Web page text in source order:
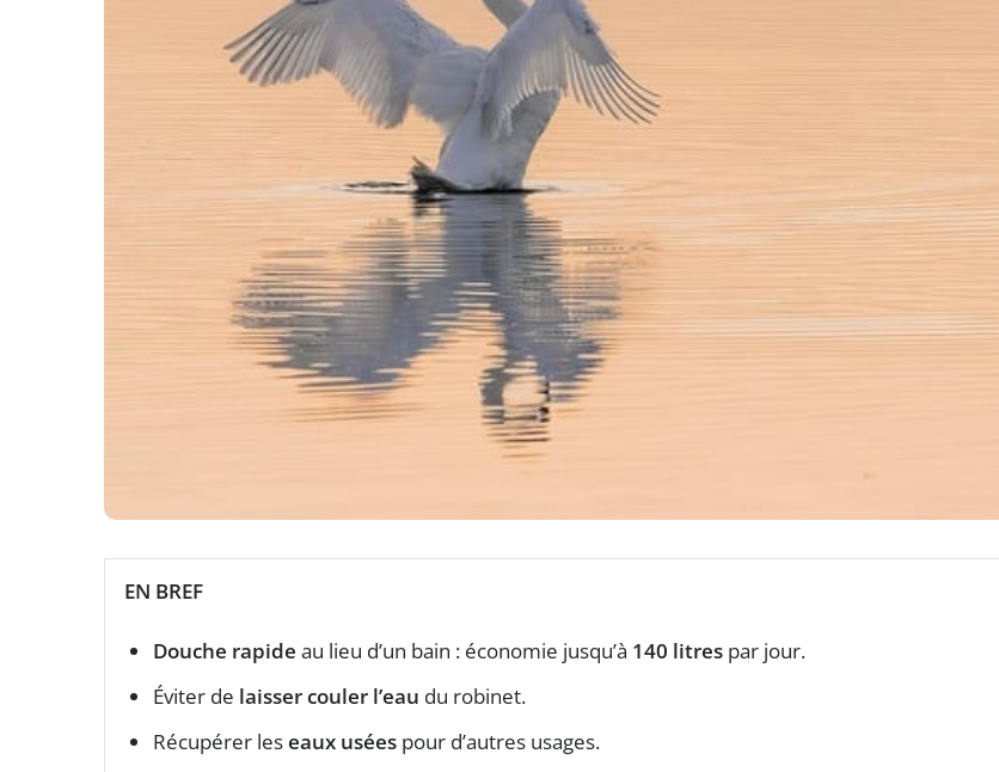
EN BREF
Douche rapide au lieu d’un bain : économie jusqu’à 140 litres par jour.
Éviter de laisser couler l’eau du robinet.
Récupérer leseaux usées pour d’autres usages.